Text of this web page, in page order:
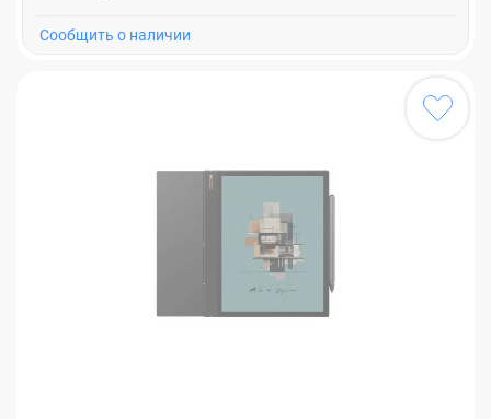
Cообщить о наличии